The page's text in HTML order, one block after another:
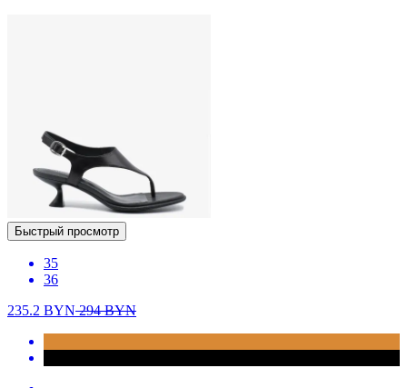
Быстрый просмотр
35
36
235.2 BYN294BYN